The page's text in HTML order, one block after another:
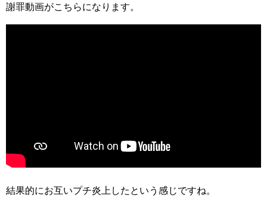
謝罪動画がこちらになります。
結果的にお互いプチ炎上したという感じですね。